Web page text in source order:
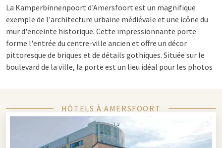
La Kamperbinnenpoort d'Amersfoort est un magnifique
exemple de l'architecture urbaine médiévale et une icône du
mur d'enceinte historique. Cette impressionnante porte
forme l'entrée du centre-ville ancien et offre un décor
pittoresque de briques et de détails gothiques. Située sur le
boulevard de la ville, la porte est un lieu idéal pour les photos
Histoire et architecture combinées
La Kamperbinnenpoort est plus qu'une simple porte d'entrée
HÔTELS À AMERSFOORT